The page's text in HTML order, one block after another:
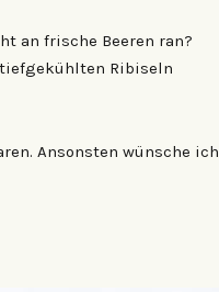
an frische Beeren ran?
Ribiseln
Ansonsten wünsche ich